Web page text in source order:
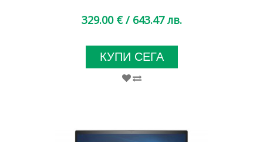
329.00 € / 643.47 лв.
КУПИ СЕГА